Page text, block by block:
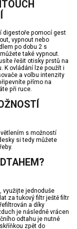
digestoře pomocí gest
vypnout nebo
po dobu 2 s
také vypnout.
řešit otisky prstů na
K ovládání lze použít i
a volbu intenzity
přímo na
při ruce.
s možností
si tedy můžete
využijte jednoduše
za tukový filtr ještě filtr
a díky
je následně vrácen
odtahu je nutné
zpět do